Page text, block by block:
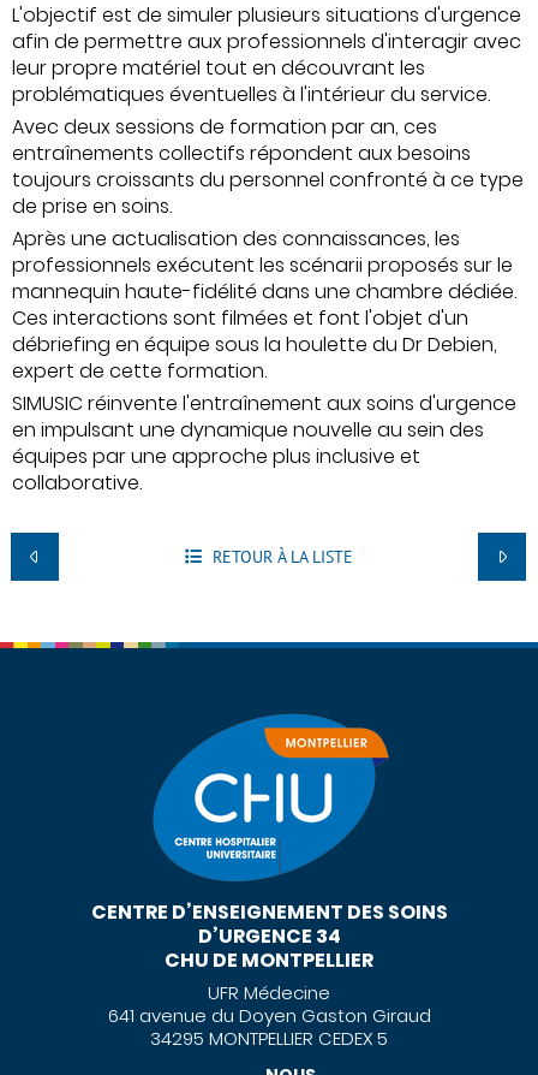
L'objectif est de simuler plusieurs situations d'urgence
afin de permettre aux professionnels d'interagir avec
leur propre matériel tout en découvrant les
problématiques éventuelles à l'intérieur du service.
Avec deux sessions de formation par an, ces
entraînements collectifs répondent aux besoins
toujours croissants du personnel confronté à ce type
de prise en soins.
Après une actualisation des connaissances, les
professionnels exécutent les scénarii proposés sur le
mannequin haute-fidélité dans une chambre dédiée.
Ces interactions sont filmées et font l'objet d'un
débriefing en équipe sous la houlette du Dr Debien,
expert de cette formation.
SIMUSIC réinvente l'entraînement aux soins d'urgence
en impulsant une dynamique nouvelle au sein des
équipes par une approche plus inclusive et
collaborative.
RETOUR À LA LISTE
CENTRE D’ENSEIGNEMENT DES SOINS
D’URGENCE 34
CHU DE MONTPELLIER
UFR Médecine
641 avenue du Doyen Gaston Giraud
34295 MONTPELLIER CEDEX 5